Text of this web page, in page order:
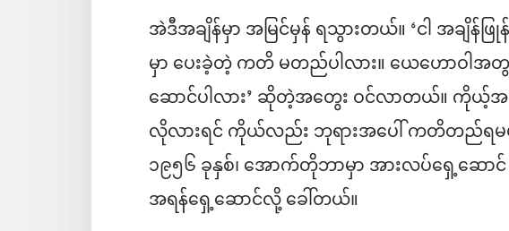
အဲဒီအချိန်မှာ အမြင်မှန် ရသွားတယ်။ ‘ငါ အချိန်
မှာ ပေးခဲ့တဲ့ ကတိ မတည်ပါလား။ ယေဟောဝါ
ဆောင်ပါလား’ ဆိုတဲ့အတွေး ဝင်လာတယ်။ ကို
လိုလားရင် ကိုယ်လည်း ဘုရားအပေါ် ကတိတည်ရမ
၁၉၅၆ ခုနှစ်၊ အောက်တိုဘာမှာ အားလပ်ရှေ့ဆ
အရန်ရှေ့ဆောင်လို့ ခေါ်တယ်။